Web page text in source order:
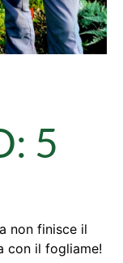
5
non finisce il
con il fogliame!